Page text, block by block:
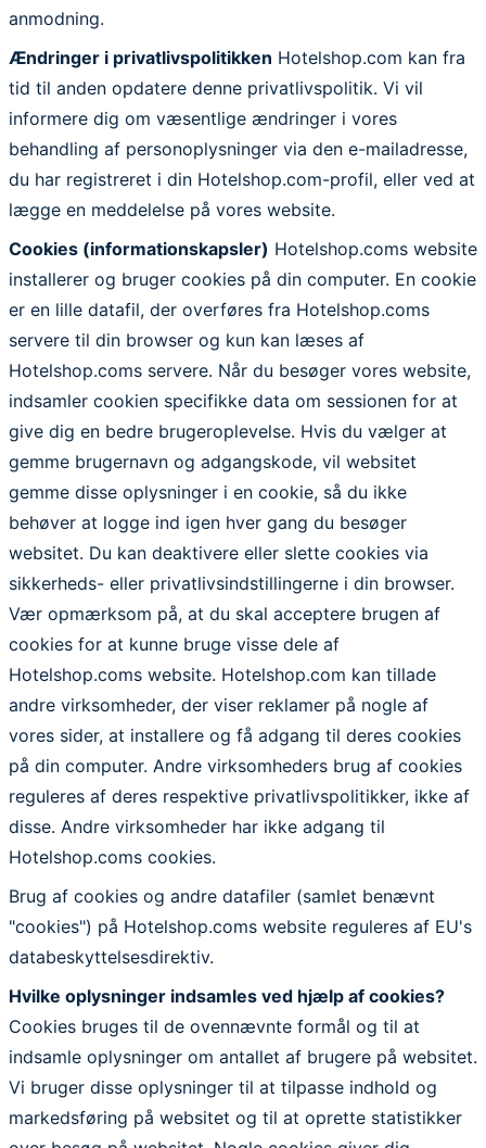
anmodning.
Ændringer i privatlivspolitikken Hotelshop.com kan fra
tid til anden opdatere denne privatlivspolitik. Vi vil
informere dig om væsentlige ændringer i vores
behandling af personoplysninger via den e-mailadresse,
du har registreret i din Hotelshop.com-profil, eller ved at
lægge en meddelelse på vores website.
Cookies (informationskapsler) Hotelshop.coms website
installerer og bruger cookies på din computer. En cookie
er en lille datafil, der overføres fra Hotelshop.coms
servere til din browser og kun kan læses af
Hotelshop.coms servere. Når du besøger vores website,
indsamler cookien specifikke data om sessionen for at
give dig en bedre brugeroplevelse. Hvis du vælger at
gemme brugernavn og adgangskode, vil websitet
gemme disse oplysninger i en cookie, så du ikke
behøver at logge ind igen hver gang du besøger
websitet. Du kan deaktivere eller slette cookies via
sikkerheds- eller privatlivsindstillingerne i din browser.
Vær opmærksom på, at du skal acceptere brugen af
cookies for at kunne bruge visse dele af
Hotelshop.coms website. Hotelshop.com kan tillade
andre virksomheder, der viser reklamer på nogle af
vores sider, at installere og få adgang til deres cookies
på din computer. Andre virksomheders brug af cookies
reguleres af deres respektive privatlivspolitikker, ikke af
disse. Andre virksomheder har ikke adgang til
Hotelshop.coms cookies.
Brug af cookies og andre datafiler (samlet benævnt
"cookies") på Hotelshop.coms website reguleres af EU's
databeskyttelsesdirektiv.
Hvilke oplysninger indsamles ved hjælp af cookies?
Cookies bruges til de ovennævnte formål og til at
indsamle oplysninger om antallet af brugere på websitet.
Vi bruger disse oplysninger til at tilpasse indhold og
markedsføring på websitet og til at oprette statistikker